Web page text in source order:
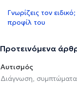
Γνωρίζεις τον
προφίλ του
Προτεινόμενα
Αυτισμός
Διάγνωση, συμπτώματα